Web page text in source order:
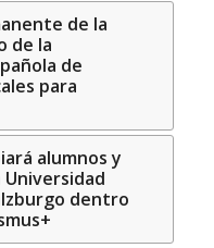
de la
de la
de
para
alumnos y
dentro